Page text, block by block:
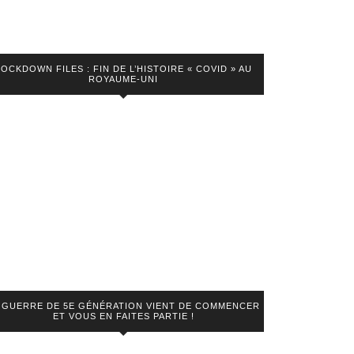
FILES : FIN DE L’HISTOIRE « COVID » AU
ROYAUME-UNI
GUERRE DE 5E GÉNÉRATION VIENT DE COMMENCER
ET VOUS EN FAITES PARTIE !